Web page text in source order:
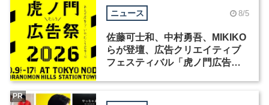
ニュース 8/5
佐藤可士和、中村勇吾、MIKIKO
らが登壇、広告クリエイティブ
フェスティバル「虎ノ門広告
PR